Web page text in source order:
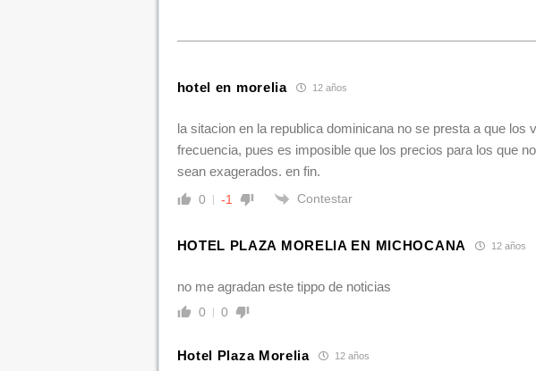
hotel en morelia 12 años
la sitacion en la republica dominicana no se presta a que los
frecuencia, pues es imposible que los precios para los que
sean exagerados. en fin.
0 -1 Contestar
HOTEL PLAZA MORELIA EN MICHOCANA 12 años
no me agradan este tippo de noticias
0 0
Hotel Plaza Morelia 12 años